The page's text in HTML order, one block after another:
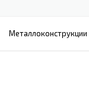
Металлоконструкции